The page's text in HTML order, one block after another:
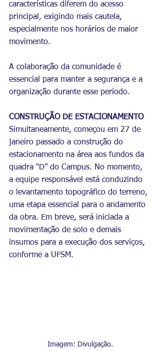
características diferem do acesso
principal, exigindo mais cautela,
especialmente nos horários de maior
movimento.
A colaboração da comunidade é
essencial para manter a segurança e a
organização durante esse período.
CONSTRUÇÃO DE ESTACIONAMENTO
Simultaneamente, começou em 27 de
janeiro passado a construção do
estacionamento na área aos fundos da
quadra “D” do Campus. No momento,
a equipe responsável está conduzindo
o levantamento topográfico do terreno,
uma etapa essencial para o andamento
da obra. Em breve, será iniciada a
movimentação de solo e demais
insumos para a execução dos serviços,
conforme a UFSM.
Imagem: Divulgação.